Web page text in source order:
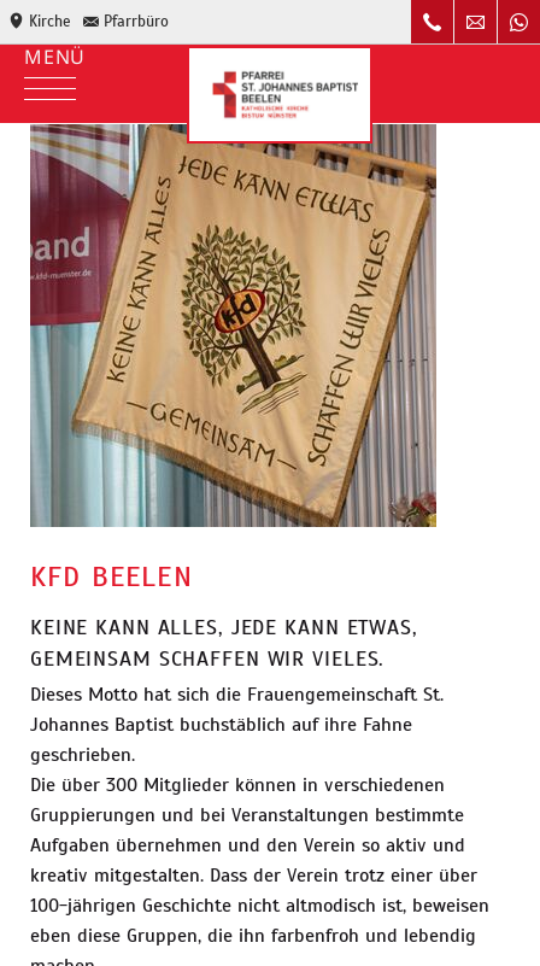
Kirche Pfarrbüro
KFD BEELEN
KEINE KANN ALLES, JEDE KANN ETWAS,
GEMEINSAM SCHAFFEN WIR VIELES.
Dieses Motto hat sich die Frauengemeinschaft St.
Johannes Baptist buchstäblich auf ihre Fahne
geschrieben.
Die über 300 Mitglieder können in verschiedenen
Gruppierungen und bei Veranstaltungen bestimmte
Aufgaben übernehmen und den Verein so aktiv und
kreativ mitgestalten. Dass der Verein trotz einer über
100-jährigen Geschichte nicht altmodisch ist, beweisen
eben diese Gruppen, die ihn farbenfroh und lebendig